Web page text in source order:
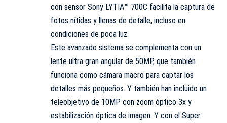
con sensor Sony LYTIA™ 700C facilita la captura de
fotos nítidas y llenas de detalle, incluso en
condiciones de poca luz.
Este avanzado sistema se complementa con un
lente ultra gran angular de 50MP, que también
funciona como cámara macro para captar los
detalles más pequeños. Y también han incluido un
teleobjetivo de 10MP con zoom óptico 3x y
estabilización óptica de imagen. Y con el Super